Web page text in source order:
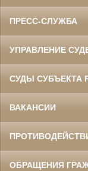
ПРЕСС-СЛУЖБА
УПРАВЛЕНИЕ
СУДЫ СУБЪЕКТА
ВАКАНСИИ
ОБРАЩЕНИЯ